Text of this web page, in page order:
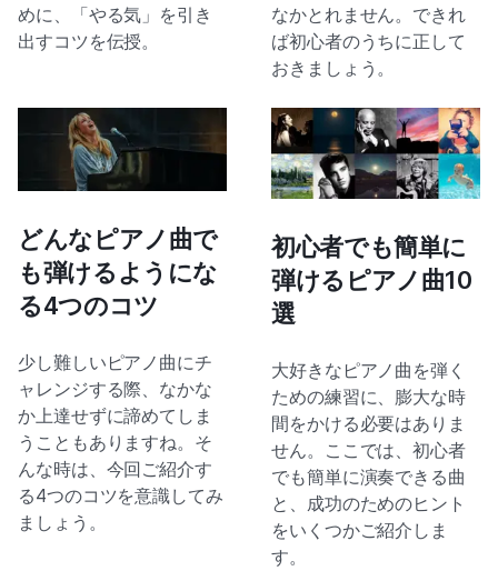
めに、「やる気」を引き
出すコツを伝授。
なかとれません。できれ
ば初心者のうちに正して
おきましょう。
どんなピアノ曲で
も弾けるようにな
る4つのコツ
少し難しいピアノ曲にチ
ャレンジする際、なかな
か上達せずに諦めてしま
うこともありますね。そ
んな時は、今回ご紹介す
る4つのコツを意識してみ
ましょう。
初心者でも簡単に
弾けるピアノ曲10
選
大好きなピアノ曲を弾く
ための練習に、膨大な時
間をかける必要はありま
せん。ここでは、初心者
でも簡単に演奏できる曲
と、成功のためのヒント
をいくつかご紹介しま
す。